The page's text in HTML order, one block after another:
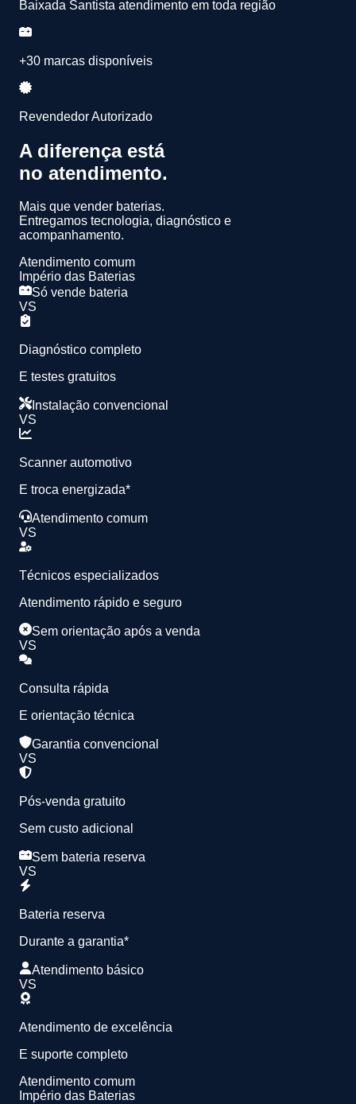
Baixada Santista atendimento em toda região
+30 marcas disponíveis
Revendedor Autorizado
A diferença está
no atendimento.
Mais que vender baterias.
Entregamos tecnologia, diagnóstico e
acompanhamento.
Atendimento comum
Império das Baterias
Só vende bateria
VS
Diagnóstico completo
E testes gratuitos
Instalação convencional
VS
Scanner automotivo
E troca energizada*
Atendimento comum
VS
Técnicos especializados
Atendimento rápido e seguro
Sem orientação após a venda
VS
Consulta rápida
E orientação técnica
Garantia convencional
VS
Pós-venda gratuito
Sem custo adicional
Sem bateria reserva
VS
Bateria reserva
Durante a garantia*
Atendimento básico
VS
Atendimento de excelência
E suporte completo
Atendimento comum
Império das Baterias